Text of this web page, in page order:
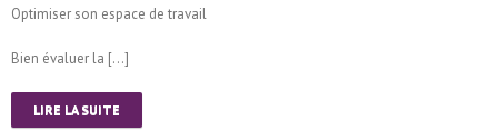
Optimiser son espace de travail
Bien évaluer la […]
LIRE LA SUITE